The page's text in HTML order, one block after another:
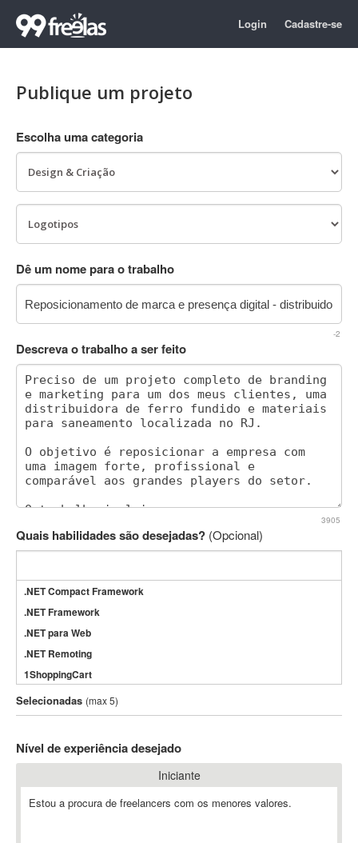
Login Cadastre-se
Publique um projeto
Escolha uma categoria
Dê um nome para o trabalho
-2
Descreva o trabalho a ser feito
3905
Quais habilidades são desejadas? (Opcional)
.NET Compact Framework
.NET Framework
.NET para Web
.NET Remoting
1ShoppingCart
3DS Max
3GSM
802.11
A-GPS
Selecionadas (max 5)
Nível de experiência desejado
Iniciante
Estou a procura de freelancers com os menores valores.